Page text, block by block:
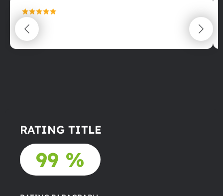
maximální spokojenost
22.06.2025
RATING TITLE
99 %